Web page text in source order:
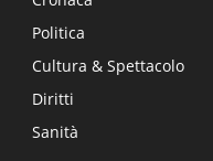
Politica
Cultura & Spettacolo
Diritti
Sanità